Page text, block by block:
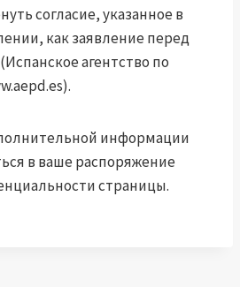
согласие, указанное в
как заявление перед
агентство по
информации
в ваше распоряжение
страницы.